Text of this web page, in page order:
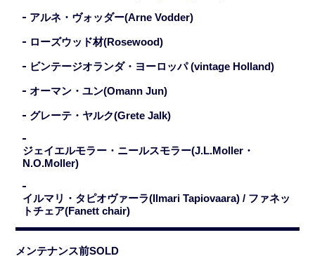
アルネ・ヴォッダー(Arne Vodder)
ローズウッド材(Rosewood)
ビンテージオランダ・ヨーロッパ (vintage Holland)
オーマン・ユン(Omann Jun)
グレーテ・ヤルク(Grete Jalk)
ジェイエルモラー・ニールスモラー(J.L.Moller・
N.O.Moller)
イルマリ・タピオヴァーラ(Ilmari Tapiovaara) / ファネッ
トチェア(Fanett chair)
メンテナンス前SOLD